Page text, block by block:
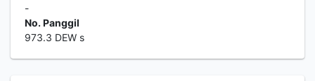
-
No. Panggil
973.3 DEW s